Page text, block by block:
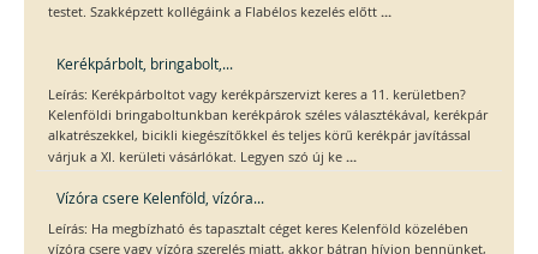
testet. Szakképzett kollégáink a Flabélos kezelés előtt ...
Kerékpárbolt, bringabolt,...
Leírás: Kerékpárboltot vagy kerékpárszervizt keres a 11. kerületben?
Kelenföldi bringaboltunkban kerékpárok széles választékával, kerékpár
alkatrészekkel, bicikli kiegészítőkkel és teljes körű kerékpár javítással
várjuk a XI. kerületi vásárlókat. Legyen szó új ke ...
Vízóra csere Kelenföld, vízóra...
Leírás: Ha megbízható és tapasztalt céget keres Kelenföld közelében
vízóra csere vagy vízóra szerelés miatt, akkor bátran hívjon bennünket,